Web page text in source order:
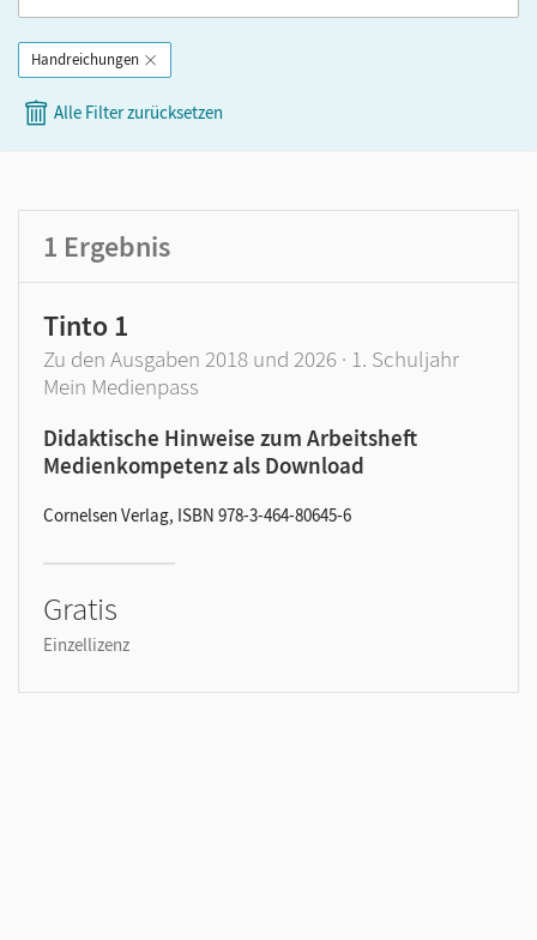
Band
GER-Niveau
Handreichungen
Alle Filter zurücksetzen
1 Ergebnis
Tinto 1
Zu den Ausgaben 2018 und 2026 · 1. Schuljahr
Mein Medienpass
Didaktische Hinweise zum Arbeitsheft
Medienkompetenz als Download
Cornelsen Verlag, ISBN 978-3-464-80645-6
Gratis
Einzellizenz